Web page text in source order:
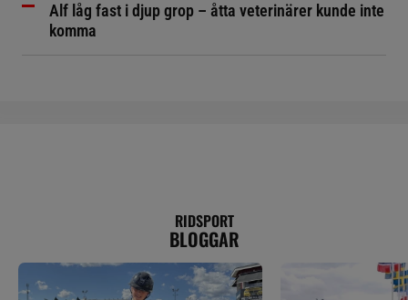
Alf låg fast i djup grop – åtta veterinärer kunde inte
komma
RIDSPORT
BLOGGAR